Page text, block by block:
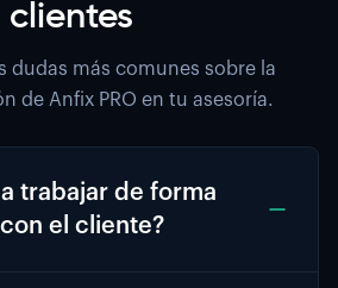
clientes
dudas más comunes sobre la
de Anfix PRO en tu asesoría.
trabajar de forma
el cliente?